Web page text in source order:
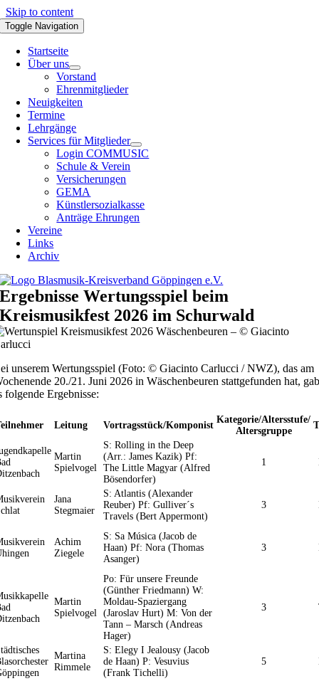
Skip to content
Toggle Navigation
Startseite
Über uns
Vorstand
Ehrenmitglieder
Neuigkeiten
Termine
Lehrgänge
Services für Mitglieder
Login COMMUSIC
Schule & Verein
Versicherungen
GEMA
Künstlersozialkasse
Anträge Ehrungen
Vereine
Links
Archiv
Ergebnisse Wertungsspiel beim
Kreismusikfest 2026 im Schurwald
unserem Wertungsspiel (Foto: © Giacinto Carlucci / NWZ), das am
20./21. Juni 2026 in Wäschenbeuren stattgefunden hat,
folgende Ergebnisse:
Leitung Vortragsstück/Komponist
Kategorie/Altersstufe/
Altersgruppe
Martin
Spielvogel
S: Rolling in the Deep
(Arr.: James Kazik) Pf:
The Little Magyar (Alfred
Bösendorfer)
1
Jana
Stegmaier
S: Atlantis (Alexander
Reuber) Pf: Gulliver´s
Travels (Bert Appermont)
3
Achim
Ziegele
S: Sa Música (Jacob de
Haan) Pf: Nora (Thomas
Asanger)
3
Martin
Spielvogel
Po: Für unsere Freunde
(Günther Friedmann) W:
Moldau-Spaziergang
(Jaroslav Hurt) M: Von der
Tann – Marsch (Andreas
Hager)
3
Martina
Rimmele
S: Elegy I Jealousy (Jacob
de Haan) P: Vesuvius
(Frank Tichelli)
5